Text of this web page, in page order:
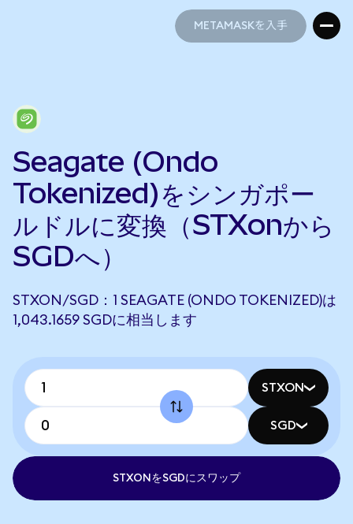
METAMASKを入手
Seagate (Ondo
Tokenized)をシンガポー
ルドルに変換（STXonから
SGDへ）
STXON/SGD：1 SEAGATE (ONDO TOKENIZED)は
1,043.1659 SGDに相当します
STXON
SGD
STXONをSGDにスワップ